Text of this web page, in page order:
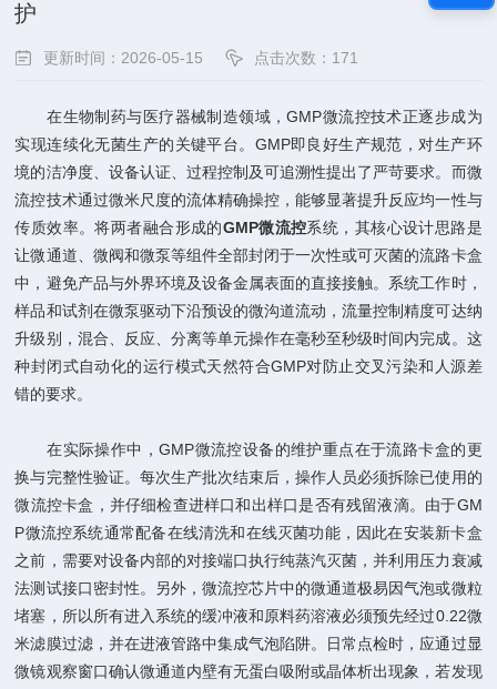
护
更新时间：2026-05-15 点击次数：171
在生物制药与医疗器械制造领域，GMP微流控技术正逐步成为
实现连续化无菌生产的关键平台。GMP即良好生产规范，对生产环
境的洁净度、设备认证、过程控制及可追溯性提出了严苛要求。而微
流控技术通过微米尺度的流体精确操控，能够显著提升反应均一性与
传质效率。将两者融合形成的GMP微流控系统，其核心设计思路是
让微通道、微阀和微泵等组件全部封闭于一次性或可灭菌的流路卡盒
中，避免产品与外界环境及设备金属表面的直接接触。系统工作时，
样品和试剂在微泵驱动下沿预设的微沟道流动，流量控制精度可达纳
升级别，混合、反应、分离等单元操作在毫秒至秒级时间内完成。这
种封闭式自动化的运行模式天然符合GMP对防止交叉污染和人源差
错的要求。
在实际操作中，GMP微流控设备的维护重点在于流路卡盒的更
换与完整性验证。每次生产批次结束后，操作人员必须拆除已使用的
微流控卡盒，并仔细检查进样口和出样口是否有残留液滴。由于GM
P微流控系统通常配备在线清洗和在线灭菌功能，因此在安装新卡盒
之前，需要对设备内部的对接端口执行纯蒸汽灭菌，并利用压力衰减
法测试接口密封性。另外，微流控芯片中的微通道极易因气泡或微粒
堵塞，所以所有进入系统的缓冲液和原料药溶液必须预先经过0.22微
米滤膜过滤，并在进液管路中集成气泡陷阱。日常点检时，应通过显
微镜观察窗口确认微通道内壁有无蛋白吸附或晶体析出现象，若发现